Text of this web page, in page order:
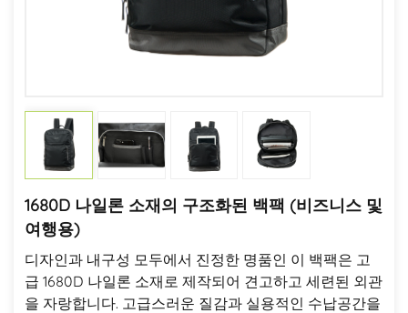
1680D 나일론 소재의 구조화된 백팩 (비즈니스 및
여행용)
디자인과 내구성 모두에서 진정한 명품인 이 백팩은 고
급 1680D 나일론 소재로 제작되어 견고하고 세련된 외관
을 자랑합니다. 고급스러운 질감과 실용적인 수납공간을